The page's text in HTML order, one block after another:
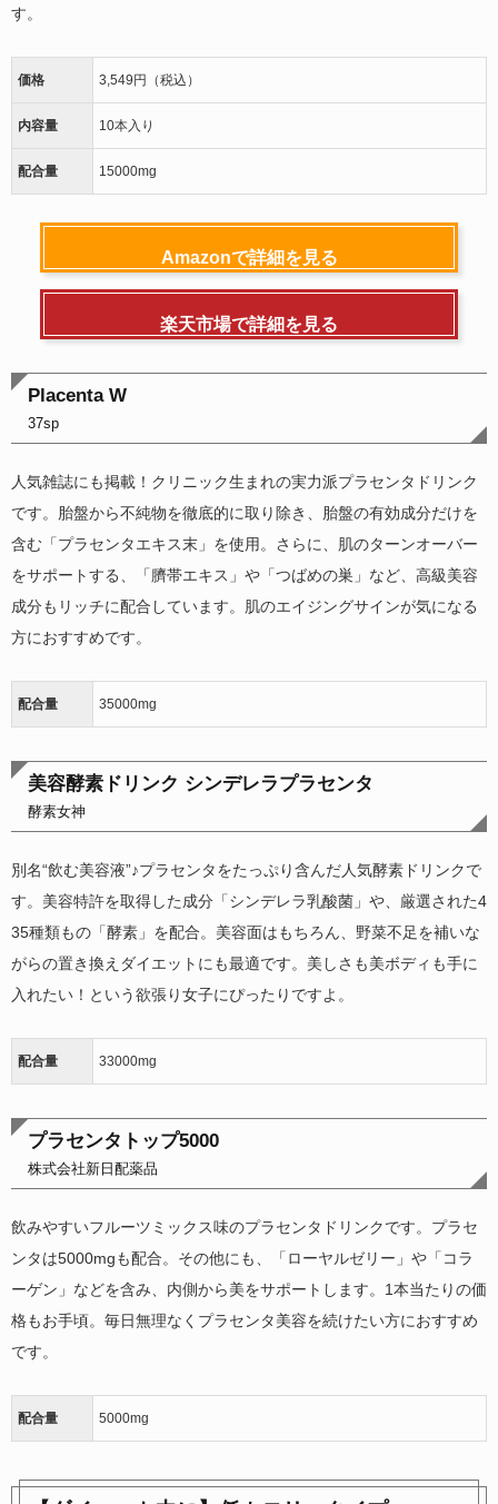
す。
価格 3,549円（税込）
内容量 10本入り
配合量 15000mg
Amazonで詳細を見る
楽天市場で詳細を見る
Placenta W
37sp
人気雑誌にも掲載！クリニック生まれの実力派プラセンタドリンク
です。胎盤から不純物を徹底的に取り除き、胎盤の有効成分だけを
含む「プラセンタエキス末」を使用。さらに、肌のターンオーバー
をサポートする、「臍帯エキス」や「つばめの巣」など、高級美容
成分もリッチに配合しています。肌のエイジングサインが気になる
方におすすめです。
配合量 35000mg
美容酵素ドリンク シンデレラプラセンタ
酵素女神
別名“飲む美容液”♪プラセンタをたっぷり含んだ人気酵素ドリンクで
す。美容特許を取得した成分「シンデレラ乳酸菌」や、厳選された4
35種類もの「酵素」を配合。美容面はもちろん、野菜不足を補いな
がらの置き換えダイエットにも最適です。美しさも美ボディも手に
入れたい！という欲張り女子にぴったりですよ。
配合量 33000mg
プラセンタトップ5000
株式会社新日配薬品
飲みやすいフルーツミックス味のプラセンタドリンクです。プラセ
ンタは5000mgも配合。その他にも、「ローヤルゼリー」や「コラ
ーゲン」などを含み、内側から美をサポートします。1本当たりの価
格もお手頃。毎日無理なくプラセンタ美容を続けたい方におすすめ
です。
配合量 5000mg